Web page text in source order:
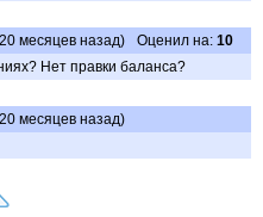
месяцев назад) Оценил на: 10
Нет правки баланса?
месяцев назад)